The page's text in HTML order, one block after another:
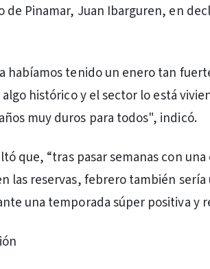
de Pinamar, Juan Ibarguren, en
habíamos tenido un enero tan
histórico y el sector lo está
muy duros para todos", indicó.
que, “tras pasar semanas con una
las reservas, febrero también sería
una temporada súper positiva y